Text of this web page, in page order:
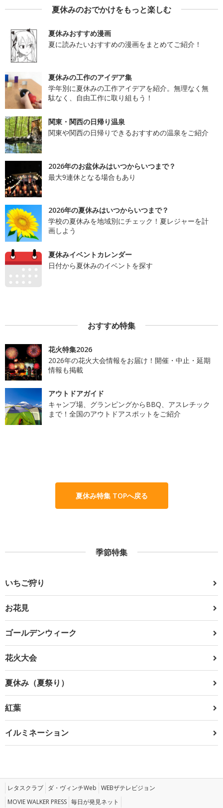
夏休みのおでかけをもっと楽しむ
夏休みおすすめ漫画
夏に読みたいおすすめの漫画をまとめてご紹介！
夏休みの工作のアイデア集
学年別に夏休みの工作アイデアを紹介。無理なく無
駄なく、自由工作に取り組もう！
関東・関西の日帰り温泉
関東や関西の日帰りできるおすすめの温泉をご紹介
2026年のお盆休みはいつからいつまで？
最大9連休となる場合もあり
2026年の夏休みはいつからいつまで？
学校の夏休みを地域別にチェック！夏レジャーを計
画しよう
夏休みイベントカレンダー
日付から夏休みのイベントを探す
おすすめ特集
花火特集2026
2026年の花火大会情報をお届け！開催・中止・延期
情報も掲載
アウトドアガイド
キャンプ場、グランピングからBBQ、アスレチック
まで！全国のアウトドアスポットをご紹介
夏休み特集 TOPへ戻る
季節特集
いちご狩り
お花見
ゴールデンウィーク
花火大会
夏休み（夏祭り）
紅葉
イルミネーション
レタスクラブ ダ・ヴィンチWeb WEBザテレビジョン
MOVIE WALKER PRESS 毎日が発見ネット